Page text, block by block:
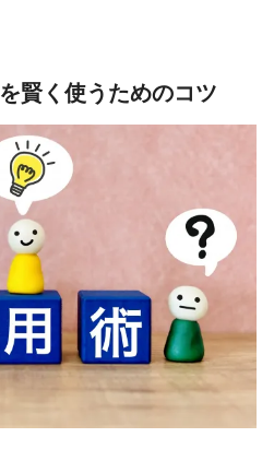
を賢く使うためのコツ